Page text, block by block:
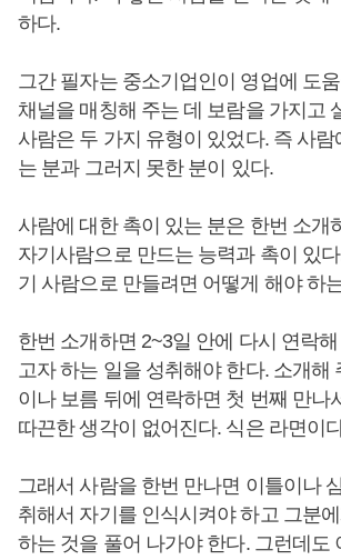
하다.
그간 필자는 중소기업인이 영업에 도
채널을 매칭해 주는 데 보람을 가지고
사람은 두 가지 유형이 있었다. 즉 사람
는 분과 그러지 못한 분이 있다.
사람에 대한 촉이 있는 분은 한번 소개
자기사람으로 만드는 능력과 촉이 있
기 사람으로 만들려면 어떻게 해야 하
한번 소개하면 2~3일 안에 다시 연락
고자 하는 일을 성취해야 한다. 소개해
이나 보름 뒤에 연락하면 첫 번째 만나
따끈한 생각이 없어진다. 식은 라면이
그래서 사람을 한번 만나면 이틀이나
취해서 자기를 인식시켜야 하고 그분
하는 것을 풀어 나가야 한다. 그런데도